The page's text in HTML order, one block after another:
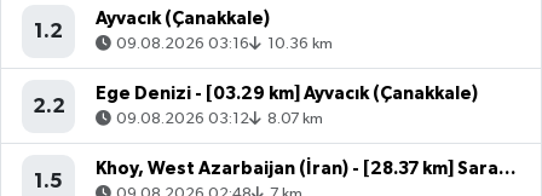
2.2
Ege Denizi - [03.29 km] Ayvacık (Çanakkale)
09.08.2026 03:12 8.07 km
1.5
09.08.2026 02:48 7 km
1.8
Gürün (Sivas)
09.08.2026 02:26 12.55 km